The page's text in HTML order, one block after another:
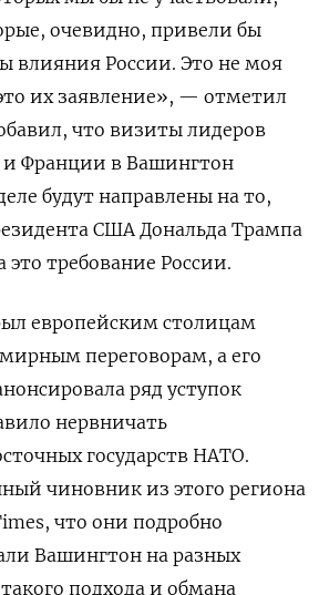
очевидно, привели бы
влияния России. Это не моя
их заявление», — отметил
что визиты лидеров
Франции в Вашингтон
будут направлены на то,
США Дональда Трампа
это требование России.
европейским столицам
переговорам, а его
ряд уступок
нервничать
государств НАТО.
чиновник из этого региона
что они подробно
Вашингтон на разных
подхода и обмана